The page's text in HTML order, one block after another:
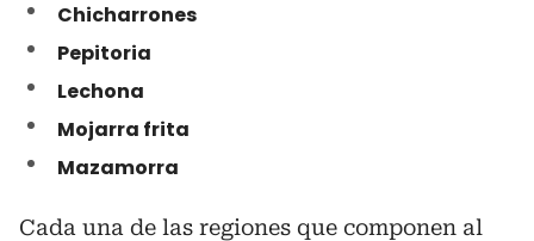
Chicharrones
Pepitoria
Lechona
Mojarra frita
Mazamorra
Cada una de las regiones que componen al